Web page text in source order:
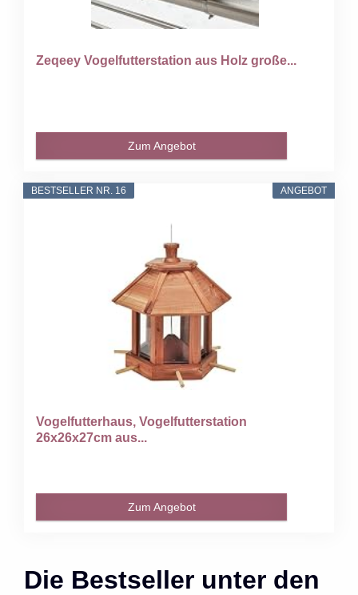
Zeqeey Vogelfutterstation aus Holz große...
Zum Angebot
ANGEBOT
BESTSELLER NR. 16
Vogelfutterhaus, Vogelfutterstation
26x26x27cm aus...
Zum Angebot
Die Bestseller unter den